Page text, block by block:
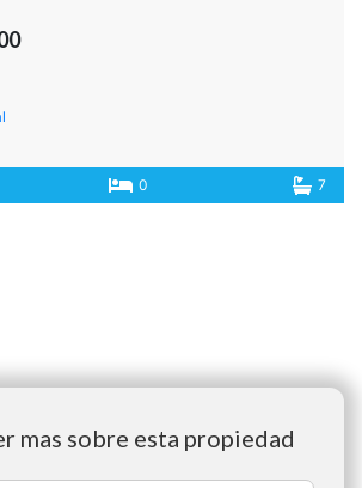
0 7
mas sobre esta propiedad